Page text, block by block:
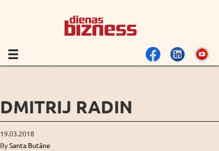
DMITRIJ RADIN
19.03.2018
BySanta Butāne